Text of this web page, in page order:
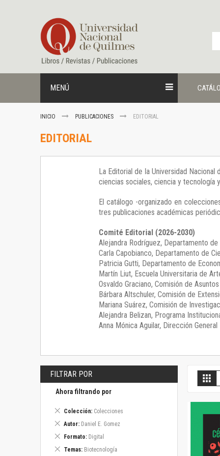
contenido
MENÚ
INICIO PUBLICACIONES EDITORIAL
EDITORIAL
La Editorial de la Universidad
ciencias sociales, ciencia y tecnología
El catálogo -organizado en
tres publicaciones académicas
Comité Editorial (2026-2030)
Alejandra Rodríguez, Departamento de
Carla Capobianco, Departamento de
Patricia Gutti, Departamento de
Martín Liut, Escuela Universitaria de
Osvaldo Graciano, Comisión de
Bárbara Altschuler, Comisión de
Mariana Suárez, Comisión de
Alejandra Belizan, Programa
Anna Mónica Aguilar, Dirección General
FILTRAR POR
Ahora filtrando por
Colección Colecciones
Eliminar
artículo
Autor Daniel E. Gomez
Eliminar
artículo
Formato Digital
Eliminar
artículo
Temas Biotecnología
Eliminar